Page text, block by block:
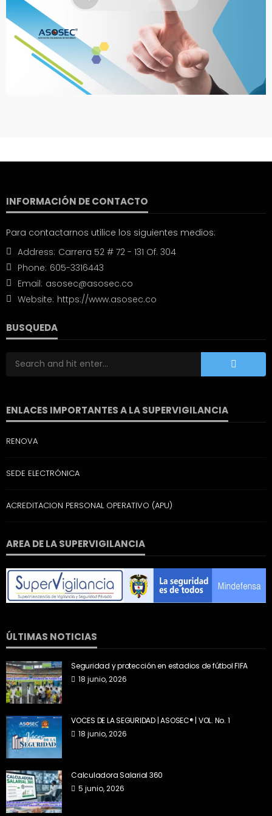
INFORMACIÓN DE CONTACTO
Para contactarnos utilice los siguientes medios:
Address: Carrera 52 # 72 - 131 Of. 304
Phone: 605-3316443
Email: asosec@asosec.co
Website: https://www.asosec.co
BUSQUEDA
ENLACES IMPORTANTES A LA SUPERVIGILANCIA
RENOVA
SEDE ELECTRÓNICA
ACREDITACION PERSONAL OPERATIVO (APU)
AREA DE LA SUPERVIGILANCIA
ÚLTIMAS NOTICIAS
Seguridad y protección en estadios de fútbol FIFA
18 junio, 2026
VOCES DE LA SEGURIDAD | ASOSEC® | VOL. No. 1
18 junio, 2026
Calculadora Salarial 360
5 junio, 2026